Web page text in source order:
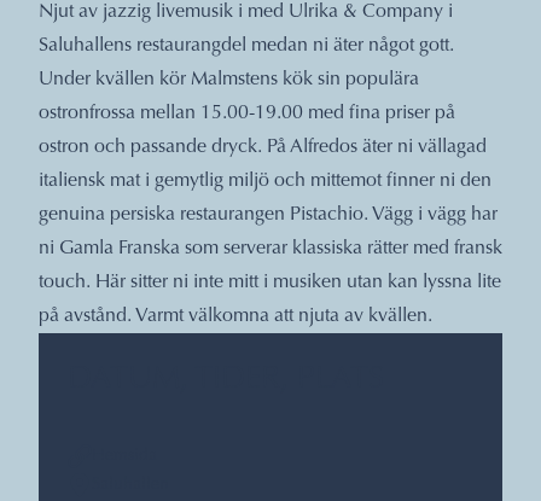
Njut av jazzig livemusik i med Ulrika & Company i
Saluhallens restaurangdel medan ni äter något gott.
Under kvällen kör Malmstens kök sin populära
ostronfrossa mellan 15.00-19.00 med fina priser på
ostron och passande dryck. På Alfredos äter ni vällagad
italiensk mat i gemytlig miljö och mittemot finner ni den
genuina persiska restaurangen Pistachio. Vägg i vägg har
ni Gamla Franska som serverar klassiska rätter med fransk
touch. Här sitter ni inte mitt i musiken utan kan lyssna lite
på avstånd. Varmt välkomna att njuta av kvällen.